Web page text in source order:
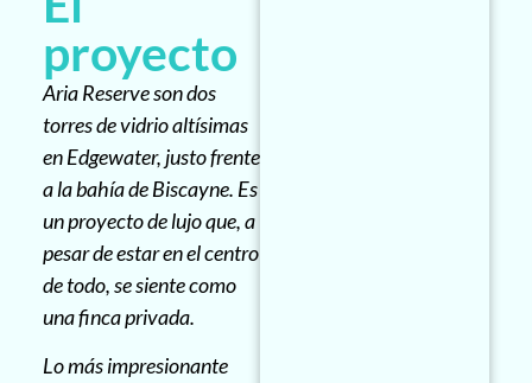
proyecto
Aria Reserve son dos
torres de vidrio altísimas
en Edgewater, justo frente
a la bahía de Biscayne. Es
un proyecto de lujo que, a
pesar de estar en el centro
de todo, se siente como
una finca privada.
Lo más impresionante